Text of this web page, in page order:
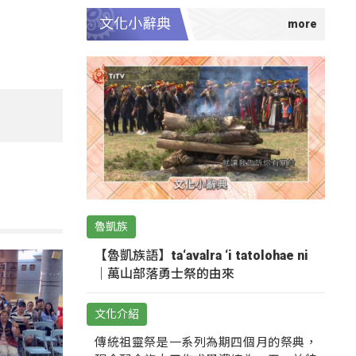
文化小辭典
魯凱族
【魯凱族語】ta‘avalra ‘i tatolohae ni
｜萬山部落勇士祭的由來
文化介紹
傳統祖靈祭是一系列為期四個月的祭典，